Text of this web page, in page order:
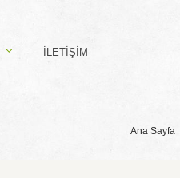
İLETIŞIM
Ana Sayfa